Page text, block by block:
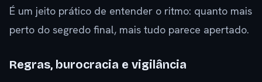
É um jeito prático de entender o ritmo: quanto mais
perto do segredo final, mais tudo parece apertado.
Regras, burocracia e vigilância